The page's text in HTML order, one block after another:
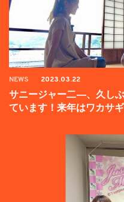
NEWS 2023.03.22
サニージャー二―、久し
ています！来年はワカサ